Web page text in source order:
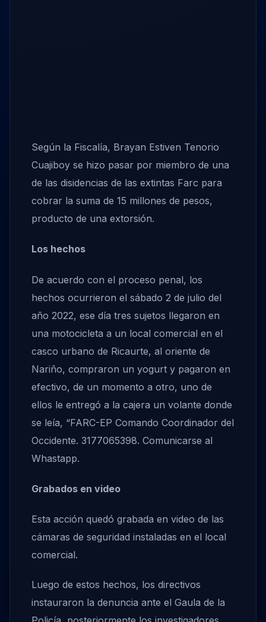
Según la Fiscalía, Brayan Estiven Tenorio
Cuajiboy se hizo pasar por miembro de una
de las disidencias de las extintas Farc para
cobrar la suma de 15 millones de pesos,
producto de una extorsión.
Los hechos
De acuerdo con el proceso penal, los
hechos ocurrieron el sábado 2 de julio del
año 2022, ese día tres sujetos llegaron en
una motocicleta a un local comercial en el
casco urbano de Ricaurte, al oriente de
Nariño, compraron un yogurt y pagaron en
efectivo, de un momento a otro, uno de
ellos le entregó a la cajera un volante donde
se leía, “FARC-EP Comando Coordinador del
Occidente. 3177065398. Comunicarse al
Whastapp.
Grabados en video
Esta acción quedó grabada en video de las
cámaras de seguridad instaladas en el local
comercial.
Luego de estos hechos, los directivos
instauraron la denuncia ante el Gaula de la